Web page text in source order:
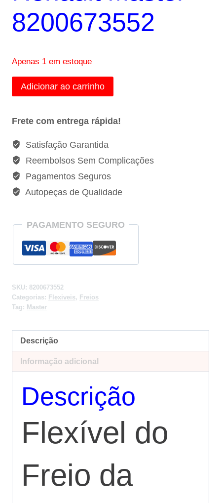
8200673552
Apenas 1 em estoque
Flexível
do
da
Roda
Dianteira
Renault
Master
-
quantidade
Adicionar ao carrinho
Frete com entrega rápida!
Satisfação Garantida
Reembolsos Sem Complicações
Pagamentos Seguros
Autopeças de Qualidade
PAGAMENTO SEGURO
SKU: 8200673552
Categorias: Flexiveis, Freios
Tag: Master
Descrição
Informação adicional
Descrição
Flexível do
Freio da